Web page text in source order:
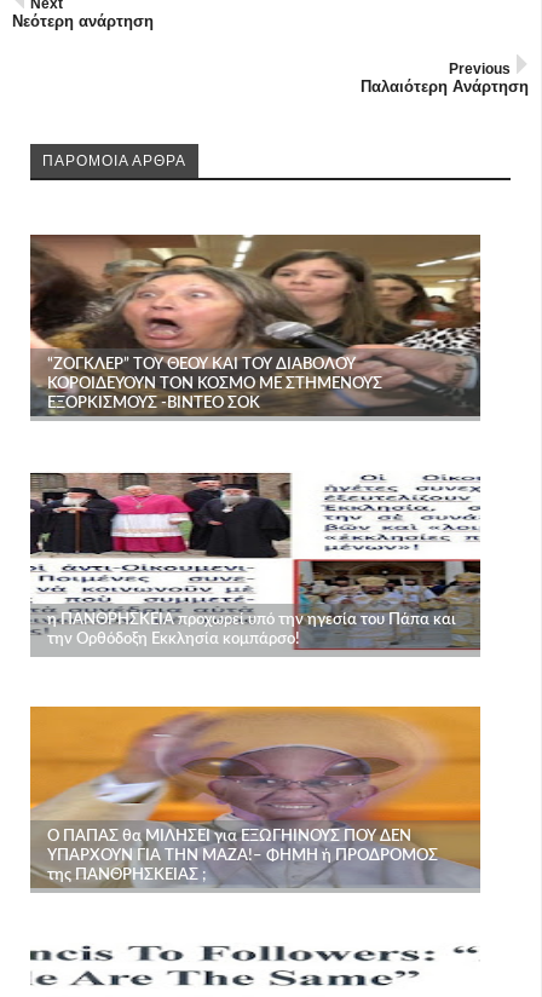
Next
Νεότερη ανάρτηση
Previous
Παλαιότερη Ανάρτηση
ΠΑΡΟΜΟΙΑ ΑΡΘΡΑ